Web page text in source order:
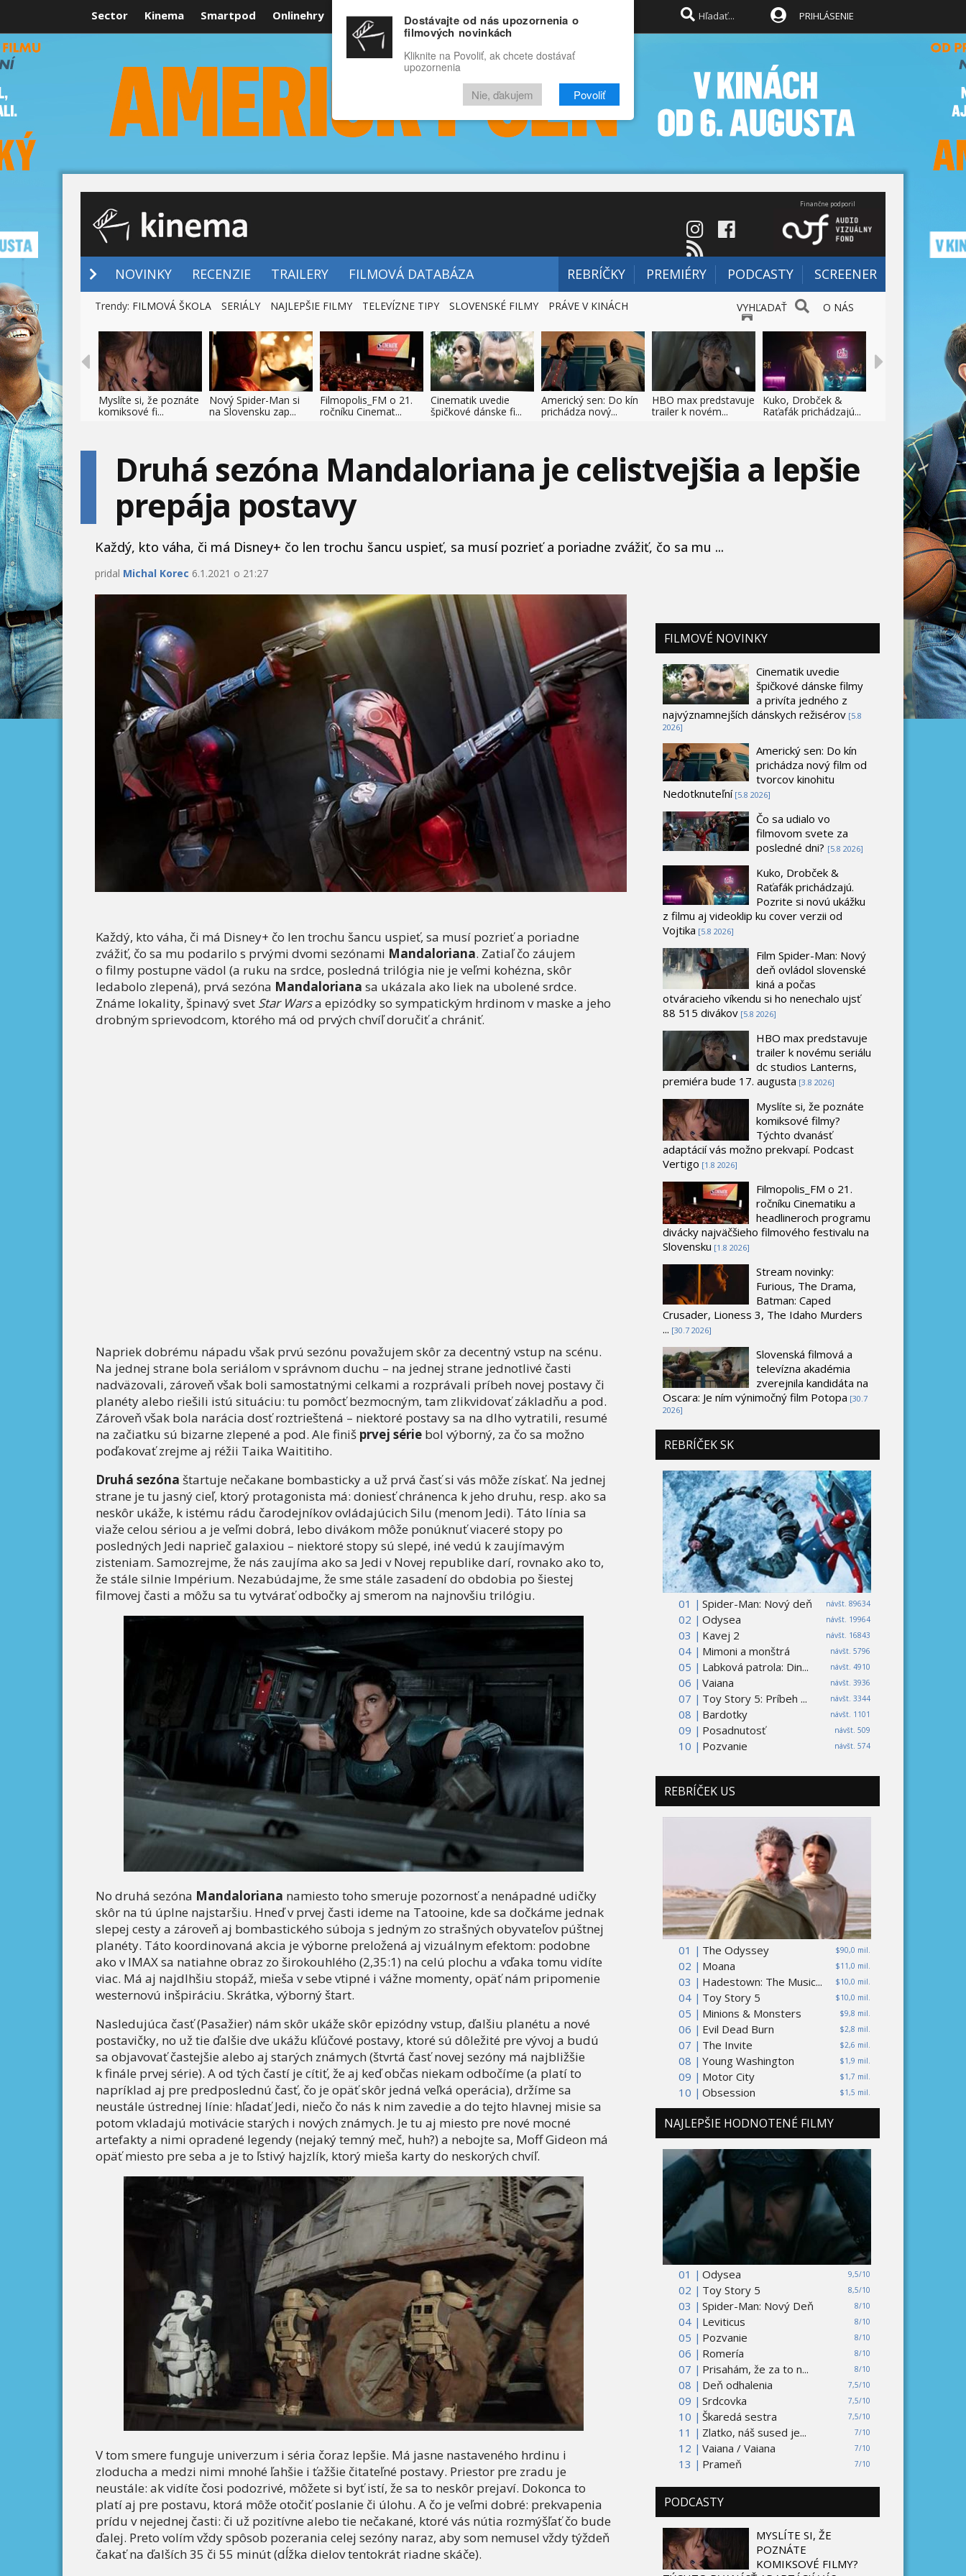
Sector Kinema Smartpod Onlinehry Rozprávky Funny Docu
RECENZIE VIDEÁ FILMY
PRIHLÁSENIE
Finančne podporil
NOVINKY RECENZIE TRAILERY FILMOVÁ DATABÁZA REBRÍČKY PREMIÉRY PODCASTY SCREENER
VYHĽADAŤ O NÁS
Trendy: FILMOVÁ ŠKOLA SERIÁLY NAJLEPŠIE FILMY TELEVÍZNE TIPY SLOVENSKÉ FILMY PRÁVE V KINÁCH
Myslíte si, že poznáte
komiksové fi...
Nový Spider-Man si
na Slovensku zap...
Filmopolis_FM o 21.
ročníku Cinemat...
Cinematik uvedie
špičkové dánske fi...
Americký sen: Do kín
prichádza nový...
HBO max predstavuje
trailer k novém...
Kuko, Drobček &
Raťafák prichádzajú...
Druhá sezóna Mandaloriana je celistvejšia a lepšie
prepája postavy
Každý, kto váha, či má Disney+ čo len trochu šancu uspieť, sa musí pozrieť a poriadne zvážiť, čo sa mu ...
pridal Michal Korec 6.1.2021 o 21:27
Každý, kto váha, či má Disney+ čo len trochu šancu uspieť, sa musí pozrieť a poriadne
zvážiť, čo sa mu podarilo s prvými dvomi sezónami Mandaloriana. Zatiaľ čo záujem
o filmy postupne vädol (a ruku na srdce, posledná trilógia nie je veľmi kohézna, skôr
ledabolo zlepená), prvá sezóna Mandaloriana sa ukázala ako liek na ubolené srdce.
Známe lokality, špinavý svet Star Warsa epizódky so sympatickým hrdinom v maske a jeho
drobným sprievodcom, ktorého má od prvých chvíľ doručiť a chrániť.
Napriek dobrému nápadu však prvú sezónu považujem skôr za decentný vstup na scénu.
Na jednej strane bola seriálom v správnom duchu – na jednej strane jednotlivé časti
nadväzovali, zároveň však boli samostatnými celkami a rozprávali príbeh novej postavy či
planéty alebo riešili istú situáciu: tu pomôcť bezmocným, tam zlikvidovať základňu a pod.
Zároveň však bola narácia dosť roztrieštená – niektoré postavy sa na dlho vytratili, resumé
na začiatku sú bizarne zlepené a pod. Ale finiš prvej série bol výborný, za čo sa možno
poďakovať zrejme aj réžii Taika Waititiho.
Druhá sezóna štartuje nečakane bombasticky a už prvá časť si vás môže získať. Na jednej
strane je tu jasný cieľ, ktorý protagonista má: doniesť chránenca k jeho druhu, resp. ako sa
neskôr ukáže, k istému rádu čarodejníkov ovládajúcich Silu (menom Jedi). Táto línia sa
viaže celou sériou a je veľmi dobrá, lebo divákom môže ponúknuť viaceré stopy po
posledných Jedi naprieč galaxiou – niektoré stopy sú slepé, iné vedú k zaujímavým
zisteniam. Samozrejme, že nás zaujíma ako sa Jedi v Novej republike darí, rovnako ako to,
že stále silnie Impérium. Nezabúdajme, že sme stále zasadení do obdobia po šiestej
filmovej časti a môžu sa tu vytvárať odbočky aj smerom na najnovšiu trilógiu.
No druhá sezóna Mandaloriana namiesto toho smeruje pozornosť a nenápadné udičky
skôr na tú úplne najstaršiu. Hneď v prvej časti ideme na Tatooine, kde sa dočkáme jednak
slepej cesty a zároveň aj bombastického súboja s jedným zo strašných obyvateľov púštnej
planéty. Táto koordinovaná akcia je výborne preložená aj vizuálnym efektom: podobne
ako v IMAX sa natiahne obraz zo širokouhlého (2,35:1) na celú plochu a vďaka tomu vidíte
viac. Má aj najdlhšiu stopáž, mieša v sebe vtipné i vážne momenty, opäť nám pripomenie
westernovú inšpiráciu. Skrátka, výborný štart.
Nasledujúca časť (Pasažier) nám skôr ukáže skôr epizódny vstup, ďalšiu planétu a nové
postavičky, no už tie ďalšie dve ukážu kľúčové postavy, ktoré sú dôležité pre vývoj a budú
sa objavovať častejšie alebo aj starých známych (štvrtá časť novej sezóny má najbližšie
k finále prvej série). A od tých častí je cítiť, že aj keď občas niekam odbočíme (a platí to
napríklad aj pre predposlednú časť, čo je opäť skôr jedná veľká operácia), držíme sa
neustále ústrednej línie: hľadať Jedi, niečo čo nás k nim zavedie a do tejto hlavnej misie sa
potom vkladajú motivácie starých i nových známych. Je tu aj miesto pre nové mocné
artefakty a nimi opradené legendy (nejaký temný meč, huh?) a nebojte sa, Moff Gideon má
opäť miesto pre seba a je to ľstivý hajzlík, ktorý mieša karty do neskorých chvíľ.
V tom smere funguje univerzum i séria čoraz lepšie. Má jasne nastaveného hrdinu i
zloducha a medzi nimi mnohé ľahšie i ťažšie čitateľné postavy. Priestor pre zradu je
neustále: ak vidíte čosi podozrivé, môžete si byť istí, že sa to neskôr prejaví. Dokonca to
platí aj pre postavu, ktorá môže otočiť poslanie či úlohu. A čo je veľmi dobré: prekvapenia
prídu v nejednej časti: či už pozitívne alebo tie nečakané, ktoré vás nútia rozmýšľať čo bude
ďalej. Preto volím vždy spôsob pozerania celej sezóny naraz, aby som nemusel vždy týždeň
čakať na ďalších 35 či 55 minút (dĺžka dielov tentokrát riadne skáče).
FILMOVÉ NOVINKY
Cinematik uvedie
špičkové dánske filmy
a privíta jedného z
najvýznamnejších dánskych režisérov [5.8
2026]
Americký sen: Do kín
prichádza nový film od
tvorcov kinohitu
Nedotknuteľní [5.8 2026]
Čo sa udialo vo
filmovom svete za
posledné dni? [5.8 2026]
Kuko, Drobček &
Raťafák prichádzajú.
Pozrite si novú ukážku
z filmu aj videoklip ku cover verzii od
Vojtika [5.8 2026]
Film Spider-Man: Nový
deň ovládol slovenské
kiná a počas
otváracieho víkendu si ho nenechalo ujsť
88 515 divákov [5.8 2026]
HBO max predstavuje
trailer k novému seriálu
dc studios Lanterns,
premiéra bude 17. augusta [3.8 2026]
Myslíte si, že poznáte
komiksové filmy?
Týchto dvanásť
adaptácií vás možno prekvapí. Podcast
Vertigo [1.8 2026]
Filmopolis_FM o 21.
ročníku Cinematiku a
headlineroch programu
divácky najväčšieho filmového festivalu na
Slovensku [1.8 2026]
Stream novinky:
Furious, The Drama,
Batman: Caped
Crusader, Lioness 3, The Idaho Murders
... [30.7 2026]
Slovenská filmová a
televízna akadémia
zverejnila kandidáta na
Oscara: Je ním výnimočný film Potopa [30.7
2026]
REBRÍČEK SK
01 | návšt. 89634
Spider-Man: Nový deň
02 |
návšt. 19964
Odysea
03 |
návšt. 16843
Kavej 2
04 |
návšt. 5796
Mimoni a monštrá
05 |
návšt. 4910
Labková patrola: Din...
06 |
návšt. 3936
Vaiana
07 |
návšt. 3344
Toy Story 5: Príbeh ...
08 |
návšt. 1101
Bardotky
09 |
návšt. 509
Posadnutosť
10 |
návšt. 574
Pozvanie
REBRÍČEK US
01 | $90,0 mil.
The Odyssey
02 |
$11,0 mil.
Moana
03 |
$10,0 mil.
Hadestown: The Music...
04 |
$10,0 mil.
Toy Story 5
05 |
$9,8 mil.
Minions & Monsters
06 |
$2,8 mil.
Evil Dead Burn
07 |
$2,6 mil.
The Invite
08 |
$1,9 mil.
Young Washington
09 |
$1,7 mil.
Motor City
10 |
$1,5 mil.
Obsession
NAJLEPŠIE HODNOTENÉ FILMY
01 | 9,5/10
Odysea
02 |
8,5/10
Toy Story 5
03 |
8/10
Spider-Man: Nový Deň
04 |
8/10
Leviticus
05 |
8/10
Pozvanie
06 |
8/10
Romería
07 |
8/10
Prisahám, že za to n...
08 |
7,5/10
Deň odhalenia
09 |
7,5/10
Srdcovka
10 |
7,5/10
Škaredá sestra
11 |
7/10
Zlatko, náš sused je...
12 |
7/10
Vaiana / Vaiana
13 |
7/10
Prameň
PODCASTY
MYSLÍTE SI, ŽE
POZNÁTE
KOMIKSOVÉ FILMY?
Dostávajte od nás upozornenia o
filmových novinkách
Kliknite na Povoliť, ak chcete dostávať
upozornenia
Nie, ďakujem Povoliť